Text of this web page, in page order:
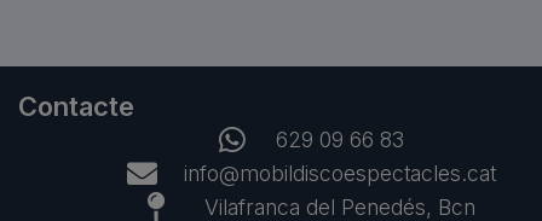
Contacte
629 09 66 83
info@mobildiscoespectacles.cat
Vilafranca del Penedés, Bcn